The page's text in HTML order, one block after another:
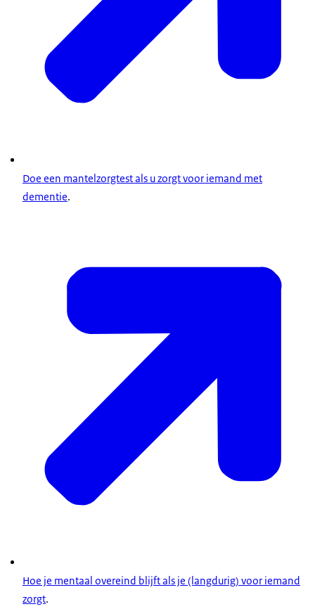
Doe een mantelzorgtest als u zorgt voor iemand met
dementie.
Hoe je mentaal overeind blijft als je (langdurig) voor iemand
zorgt.